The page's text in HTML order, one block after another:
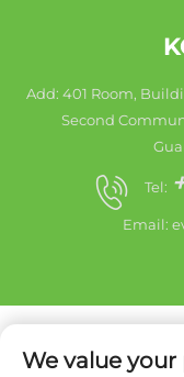
Add: 401 Room,
Second
Tel:
Email:
We value your